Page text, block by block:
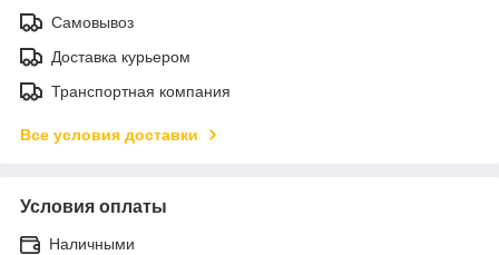
Самовывоз
Доставка курьером
Транспортная компания
Все условия доставки
Условия оплаты
Наличными